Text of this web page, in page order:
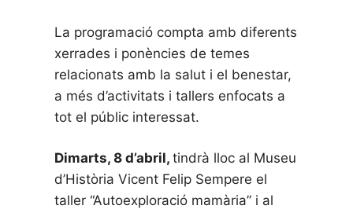
La programació compta amb diferents
xerrades i ponències de temes
relacionats amb la salut i el benestar,
a més d’activitats i tallers enfocats a
tot el públic interessat.
Dimarts, 8 d’abril,tindrà lloc al Museu
d’Història Vicent Felip Sempere el
taller “Autoexploració mamària” i al